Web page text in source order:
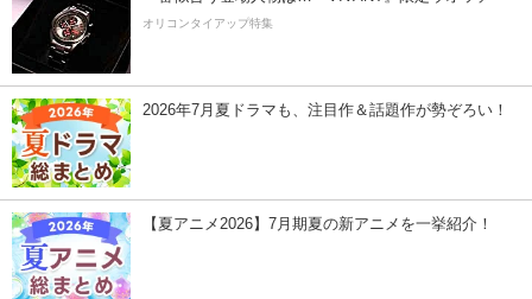
オリコンタイアップ特集
2026年7月夏ドラマも、注目作＆話題作が勢ぞろい！
【夏アニメ2026】7月期夏の新アニメを一挙紹介！